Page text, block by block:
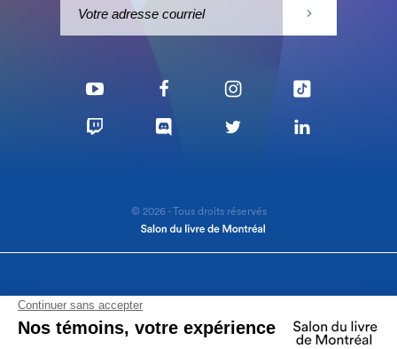
© 2026 - Tous droits réservés